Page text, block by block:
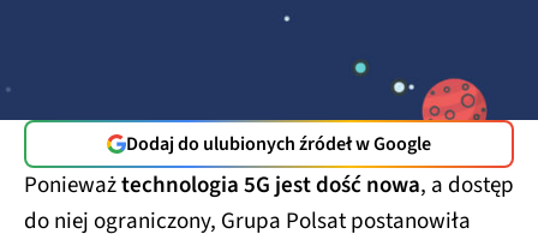
Dodaj do ulubionych źródeł w Google
Ponieważtechnologia 5G jest dość nowa, a dostęp
do niej ograniczony, Grupa Polsat postanowiła